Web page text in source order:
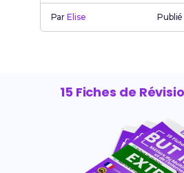
l'internet.
ParElise Publié
15 Fiches de